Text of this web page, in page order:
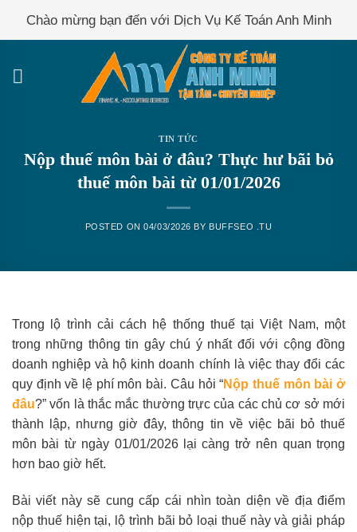
Chào mừng bạn đến với Dịch Vụ Kế Toán Anh Minh
TIN TỨC
Nộp thuế môn bài ở đâu? Thực hư bãi bỏ
thuế môn bài từ 01/01/2026
POSTED ON04/03/2026 BY BUFFSEO .TU
Trong lộ trình cải cách hệ thống thuế tại Việt Nam, một
trong những thông tin gây chú ý nhất đối với cộng đồng
doanh nghiệp và hộ kinh doanh chính là việc thay đổi các
quy định về lệ phí môn bài. Câu hỏi “Nộp thuế môn bài ở
đâu?” vốn là thắc mắc thường trực của các chủ cơ sở mới
thành lập, nhưng giờ đây, thông tin về việc bãi bỏ thuế
môn bài từ ngày 01/01/2026 lại càng trở nên quan trọng
hơn bao giờ hết.
Bài viết này sẽ cung cấp cái nhìn toàn diện về địa điểm
nộp thuế hiện tại, lộ trình bãi bỏ loại thuế này và giải pháp